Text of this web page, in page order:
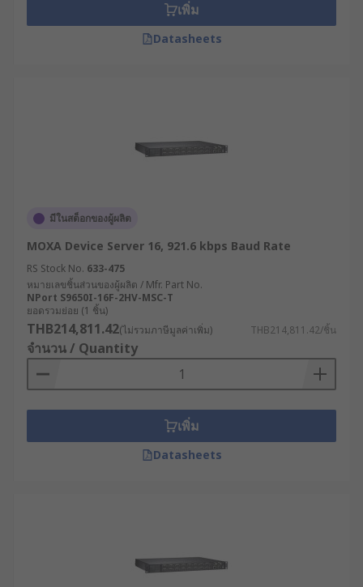
เพิ่ม
Datasheets
มีในสต็อกของผู้ผลิต
MOXA Device Server 16, 921.6 kbps Baud Rate
RS Stock No. 633-475
หมายเลขชิ้นส่วนของผู้ผลิต / Mfr. Part No.
NPort S9650I-16F-2HV-MSC-T
ยอดรวมย่อย (1 ชิ้น)
THB214,811.42(ไม่รวมภาษีมูลค่าเพิ่ม) THB214,811.42/ชิ้น
จำนวน / Quantity
เพิ่ม
Datasheets